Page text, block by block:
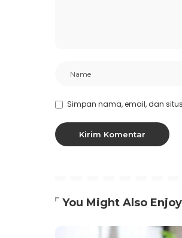
Simpan nama, email, dan
You Might Also Enjoy